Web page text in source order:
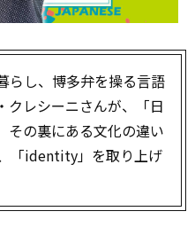
らし、博多弁を操る言語
クレシーニさんが、「日
その裏にある文化の違い
「identity」を取り上げ